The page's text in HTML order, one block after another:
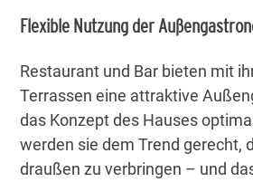
Flexible Nutzung der
Restaurant und Bar bieten mit
Terrassen eine attraktive
das Konzept des Hauses
werden sie dem Trend gerecht,
draußen zu verbringen – und